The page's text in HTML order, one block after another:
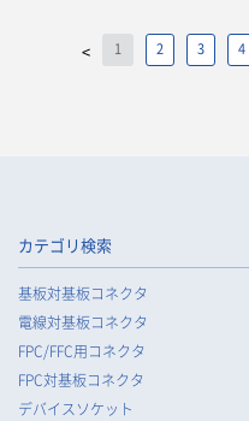
< 1 2 3 4
カテゴリ検索
基板対基板コネクタ
電線対基板コネクタ
FPC/FFC用コネクタ
FPC対基板コネクタ
デバイスソケット